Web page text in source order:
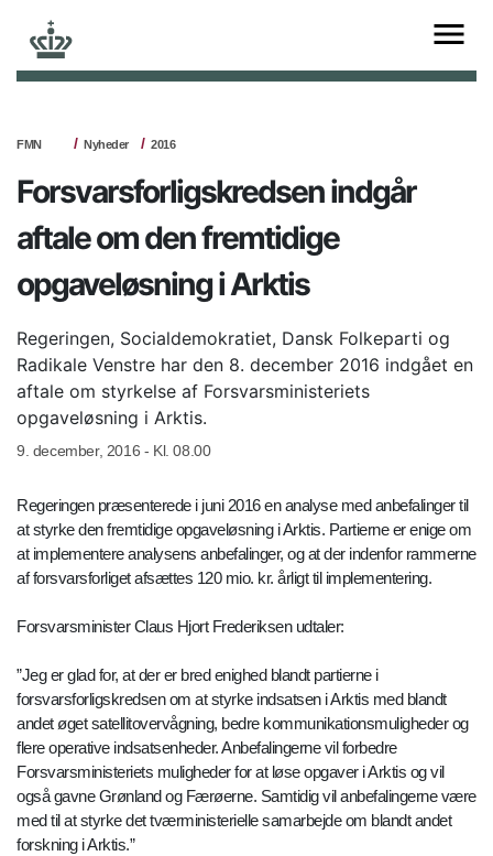
FMN Nyheder 2016
Forsvarsforligskredsen indgår
aftale om den fremtidige
opgaveløsning i Arktis
Regeringen, Socialdemokratiet, Dansk Folkeparti og
Radikale Venstre har den 8. december 2016 indgået en
aftale om styrkelse af Forsvarsministeriets
opgaveløsning i Arktis.
9. december, 2016 - Kl. 08.00
Regeringen præsenterede i juni 2016 en analyse med anbefalinger til
at styrke den fremtidige opgaveløsning i Arktis. Partierne er enige om
at implementere analysens anbefalinger, og at der indenfor rammerne
af forsvarsforliget afsættes 120 mio. kr. årligt til implementering.
Forsvarsminister Claus Hjort Frederiksen udtaler:
”Jeg er glad for, at der er bred enighed blandt partierne i
forsvarsforligskredsen om at styrke indsatsen i Arktis med blandt
andet øget satellitovervågning, bedre kommunikationsmuligheder og
flere operative indsatsenheder. Anbefalingerne vil forbedre
Forsvarsministeriets muligheder for at løse opgaver i Arktis og vil
også gavne Grønland og Færøerne. Samtidig vil anbefalingerne være
med til at styrke det tværministerielle samarbejde om blandt andet
forskning i Arktis.”